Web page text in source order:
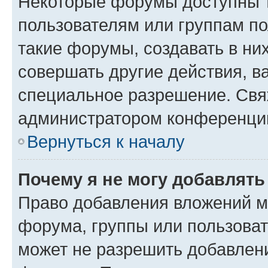
пользователям или группам
такие форумы, создавать в
совершать другие действия,
специальное разрешение.
администратором
Вернуться к началу
Почему я не могу
Право добавления вложений
форума, группы или
может не разрешить